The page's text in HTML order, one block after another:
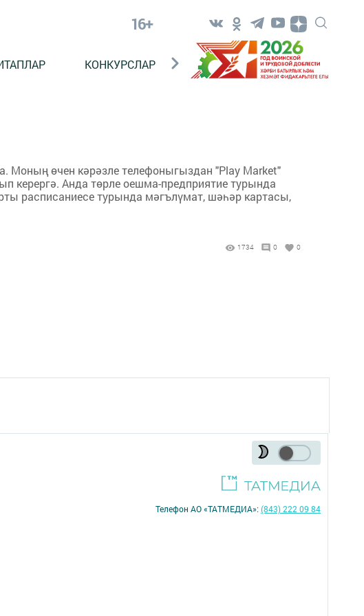
16+
КОНКУРСЛАР ТЕЛЕВИДЕНИЕ
Моның өчен кәрәзле телефоныгыздан "Play Market"
керергә. Анда төрле оешма-предприятие турында
расписаниесе турында мәгълүмат, шәһәр картасы,
1734 0 0
Телефон АО «ТАТМЕДИА»:(843) 222 09 84